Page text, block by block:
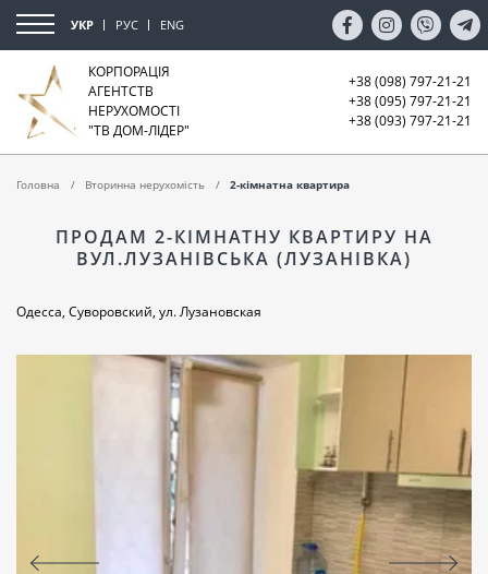
УКР РУС ENG
КОРПОРАЦІЯ
АГЕНТСТВ
НЕРУХОМОСТІ
"ТВ ДОМ-ЛІДЕР"
+38 (098) 797-21-21
+38 (095) 797-21-21
+38 (093) 797-21-21
Головна Вторинна нерухомість 2-кімнатна квартира
ПРОДАМ 2-КІМНАТНУ КВАРТИРУ НА
ВУЛ.ЛУЗАНІВСЬКА (ЛУЗАНІВКА)
Одесса, Суворовский, ул. Лузановская